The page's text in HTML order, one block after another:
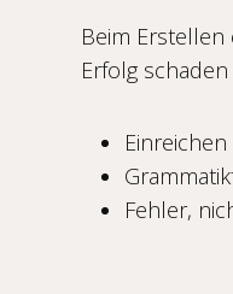
Beim
Erfolg
Fehler,